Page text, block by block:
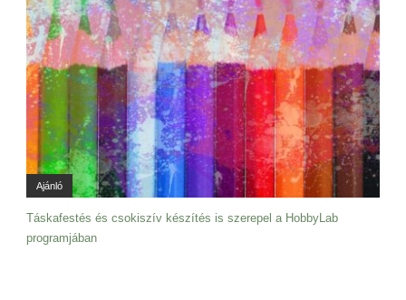
Ajánló
Táskafestés és csokiszív készítés is szerepel a HobbyLab
programjában